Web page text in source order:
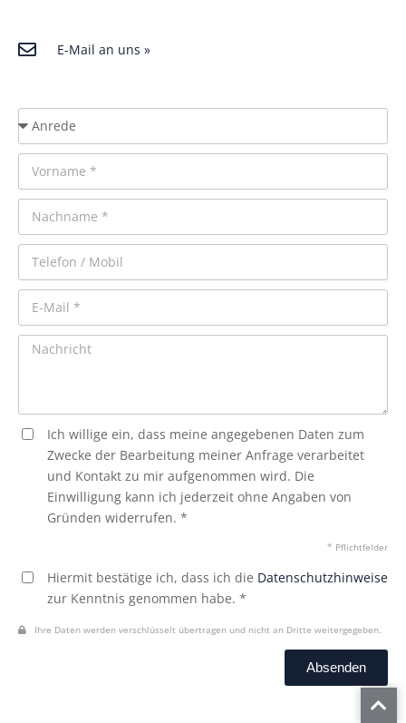
E-Mail an uns »
Ich willige ein, dass meine angegebenen Daten zum
Zwecke der Bearbeitung meiner Anfrage verarbeitet
und Kontakt zu mir aufgenommen wird. Die
Einwilligung kann ich jederzeit ohne Angaben von
Gründen widerrufen. *
* Pflichtfelder
Hiermit bestätige ich, dass ich die Datenschutzhinweise
zur Kenntnis genommen habe. *
Ihre Daten werden verschlüsselt übertragen und nicht an Dritte weitergegeben.
Absenden